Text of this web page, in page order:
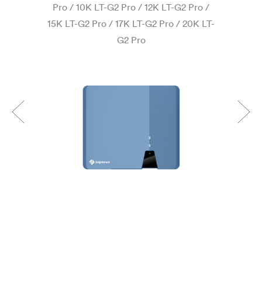
Pro / 10K LT-G2 Pro / 12K LT-G2 Pro /
15K LT-G2 Pro / 17K LT-G2 Pro / 20K LT-
G2 Pro